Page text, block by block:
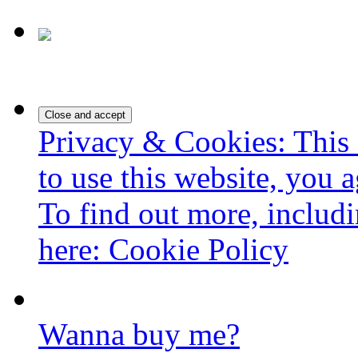
Privacy & Cookies:
to use this website, you
To find out more,
here: Cookie Policy
Wanna buy me?